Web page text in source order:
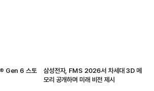
Gen 6 스토
삼성전자, FMS 2026서 차세대 3D 메
모리 공개하며 미래 비전 제시